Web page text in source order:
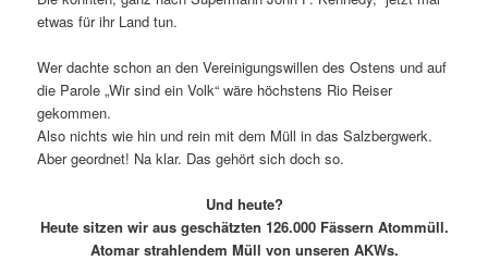
etwas für ihr Land tun.
Wer dachte schon an den Vereinigungswillen des Ostens und auf
die Parole „Wir sind ein Volk“ wäre höchstens Rio Reiser
gekommen.
Also nichts wie hin und rein mit dem Müll in das Salzbergwerk.
Aber geordnet! Na klar. Das gehört sich doch so.
Und heute?
Heute sitzen wir aus geschätzten 126.000 Fässern Atommüll.
Atomar strahlendem Müll von unseren AKWs.